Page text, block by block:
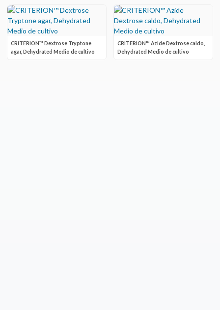
CRITERION™ Dextrose Tryptone
agar, Dehydrated Medio de cultivo
CRITERION™ Azide Dextrose caldo,
Dehydrated Medio de cultivo